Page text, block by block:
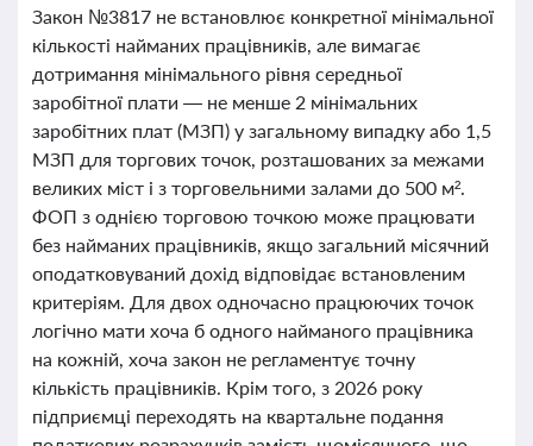
Закон №3817 не встановлює конкретної мінімальної
кількості найманих працівників, але вимагає
дотримання мінімального рівня середньої
заробітної плати — не менше 2 мінімальних
заробітних плат (МЗП) у загальному випадку або 1,5
МЗП для торгових точок, розташованих за межами
великих міст і з торговельними залами до 500 м².
ФОП з однією торговою точкою може працювати
без найманих працівників, якщо загальний місячний
оподатковуваний дохід відповідає встановленим
критеріям. Для двох одночасно працюючих точок
логічно мати хоча б одного найманого працівника
на кожній, хоча закон не регламентує точну
кількість працівників. Крім того, з 2026 року
підприємці переходять на квартальне подання